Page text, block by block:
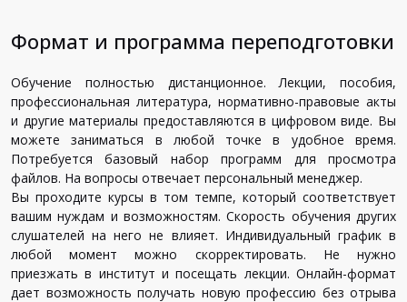
Формат и программа переподготовки
Обучение полностью дистанционное. Лекции, пособия,
профессиональная литература, нормативно-правовые акты
и другие материалы предоставляются в цифровом виде. Вы
можете заниматься в любой точке в удобное время.
Потребуется базовый набор программ для просмотра
файлов. На вопросы отвечает персональный менеджер.
Вы проходите курсы в том темпе, который соответствует
вашим нуждам и возможностям. Скорость обучения других
слушателей на него не влияет. Индивидуальный график в
любой момент можно скорректировать. Не нужно
приезжать в институт и посещать лекции. Онлайн-формат
дает возможность получать новую профессию без отрыва